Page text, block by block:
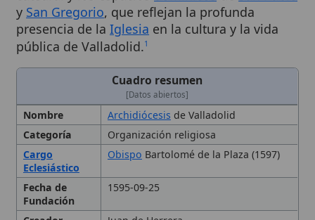
Cuadro resumen
[Datos abiertos]
Nombre Archidiócesis
Categoría
Organización religiosa
Eclesiástico
ObispoBartolomé de la Plaza (1597)
Fecha de
Fundación
1595-09-25
Creador Juan de Herrera
Fecha de
Reconocimien
to
Fundador
Felipe II